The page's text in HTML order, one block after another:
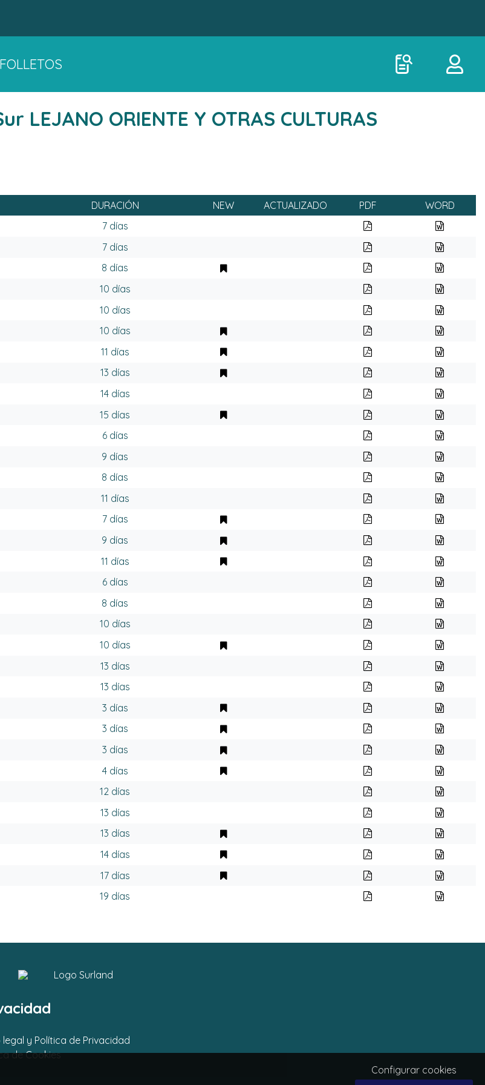
FOLLETOS
LEJANO ORIENTE Y OTRAS CULTURAS
DURACIÓN NEW ACTUALIZADO PDF
WORD
7 días
7 días
8 días
10 días
10 días
10 días
11 días
13 días
14 días
15 días
6 días
9 días
8 días
11 días
7 días
9 días
11 días
6 días
8 días
10 días
10 días
13 días
13 días
3 días
3 días
3 días
4 días
12 días
13 días
13 días
14 días
17 días
19 días
legal y Política de Privacidad
de Cookies
Configurar cookies